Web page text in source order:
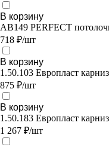
В корзину
AB149 PERFECT
718 ₽/шт
В корзину
1.50.103 Европласт
875 ₽/шт
В корзину
1.50.183 Европласт
1 267 ₽/шт